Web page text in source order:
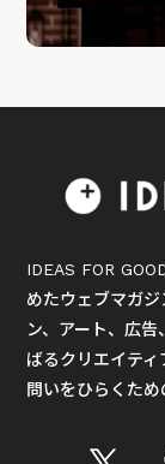
IDEAS FOR
めたウェブマガ
ン、アート、広
ばるクリエイテ
問いをひらくため